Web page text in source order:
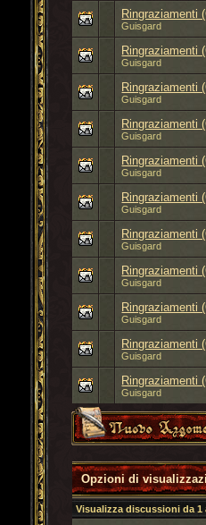
Ringraziamenti
Guisgard
Ringraziamenti
Guisgard
Ringraziamenti
Guisgard
Ringraziamenti
Guisgard
Ringraziamenti
Guisgard
Ringraziamenti
Guisgard
Ringraziamenti
Guisgard
Ringraziamenti
Guisgard
Ringraziamenti
Guisgard
Ringraziamenti
Guisgard
Ringraziamenti
Guisgard
Opzioni di
Visualizza discussioni da 1